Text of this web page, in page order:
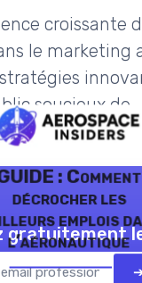
croissante
le marketing
soucieux de
: Comment
décrocher les
emplois
l’aéronautique
gratuitement